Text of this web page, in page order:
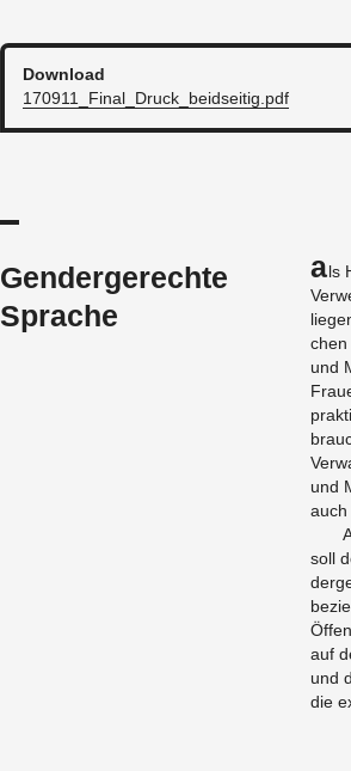
Down­load
170911_­Fi­nal_­Druck­_bei­d­seitig.pdf
Gendergerechte
Sprache
Als
chen
und
und
auch
soll
auf
und
die